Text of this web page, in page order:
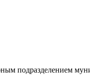
подразделением